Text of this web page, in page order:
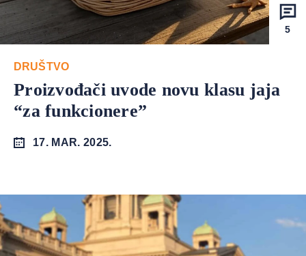
5
DRUŠTVO
Proizvođači uvode novu klasu jaja
“za funkcionere”
17. MAR. 2025.